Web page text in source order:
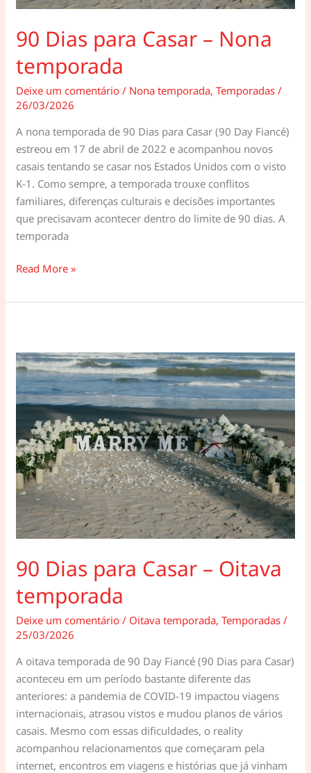
90 Dias para Casar – Nona
temporada
Deixe um comentário / Nona temporada,Temporadas /
26/03/2026
A nona temporada de 90 Dias para Casar (90 Day Fiancé)
estreou em 17 de abril de 2022 e acompanhou novos
casais tentando se casar nos Estados Unidos com o visto
K-1. Como sempre, a temporada trouxe conflitos
familiares, diferenças culturais e decisões importantes
que precisavam acontecer dentro do limite de 90 dias. A
temporada
90
para
Nona
temporada
Read More »
90 Dias para Casar – Oitava
temporada
Deixe um comentário / Oitava temporada,Temporadas /
25/03/2026
A oitava temporada de 90 Day Fiancé (90 Dias para Casar)
aconteceu em um período bastante diferente das
anteriores: a pandemia de COVID-19 impactou viagens
internacionais, atrasou vistos e mudou planos de vários
casais. Mesmo com essas dificuldades, o reality
acompanhou relacionamentos que começaram pela
internet, encontros em viagens e histórias que já vinham